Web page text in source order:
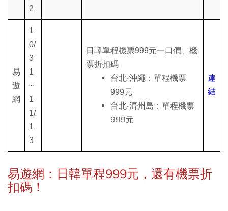
2
易
遊
網
1
0/
3
1
~
1
1/
1
3
日韓單程機票999元一口價、機
票折扣碼
台北-沖繩： 單程機票
999元
台北-濟州島：單程機票
999元
連
結
易遊網：日韓單程999元，還有機票折
扣碼！